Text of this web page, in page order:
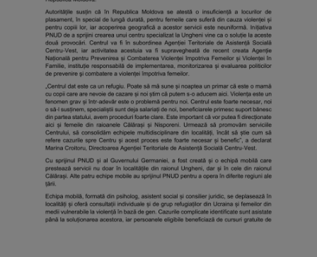
arhitecturale
Personalități
marcante
Sportivi
de
performanță
Orașul
în